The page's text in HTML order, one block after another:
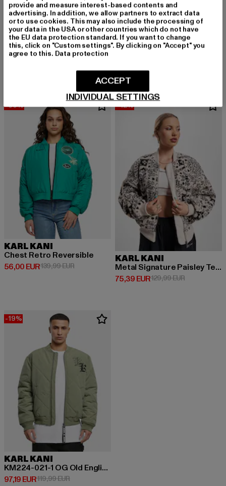
KARL KANI
KM241-036-1 Karl Kani Chest Retro Washed Sweat Bomber Jacket
KARL KANI
Chest Signature
59,39 EUR
Derzeitiger Preis: 59,39 EUR
89,99 EURAktionspreis:
-60%
KARL KANI
Chest Retro Reversible
56,00 EUR
Derzeitiger Preis: 56,00 EUR
139,99 EURAktionspreis: 139,99 EUR
-42%
KARL KANI
Metal Signature Paisley Teddy
75,39 EUR
Derzeitiger Preis: 75,39 EUR
129,99 EURAktionspreis:
-19%
KARL KANI
KM224-021-1 OG Old English Quilted Bomber
97,19 EUR
Derzeitiger Preis: 97,19 EUR
119,99 EURAktionspreis: 119,99 EUR
provide and measure interest-based contents and
advertising. In addition, we allow partners to extract data
or to use cookies. This may also include the processing of
your data in the USA or other countries which do not have
the EU data protection standard. If you want to change
this, click on "Custom settings". By clicking on "Accept" you
agree to this. Data protection
INDIVIDUAL SETTINGS
ACCEPT